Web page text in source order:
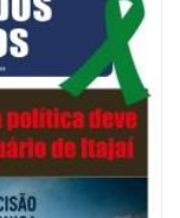
abrigará gabinete